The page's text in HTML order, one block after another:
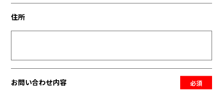
住所
お問い合わせ内容 必須